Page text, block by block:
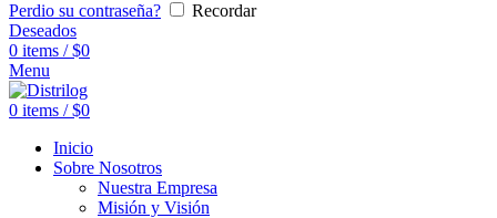
Perdio su contraseña?
Recordar
Deseados
0 items / $0
Menu
0 items / $0
Inicio
Sobre Nosotros
Nuestra Empresa
Misión y Visión